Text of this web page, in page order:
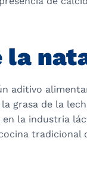
la
aditivo
grasa de la
la industria
tradicional